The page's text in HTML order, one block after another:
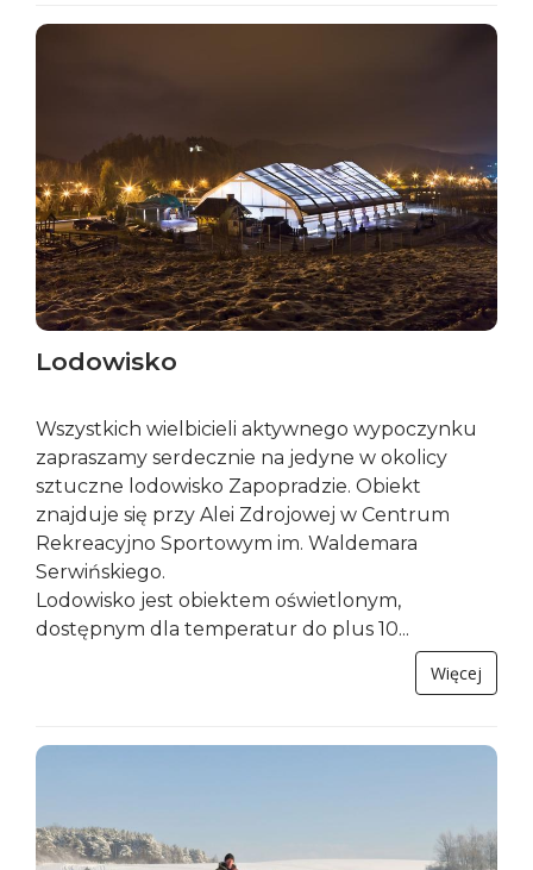
Lodowisko
Wszystkich wielbicieli aktywnego wypoczynku
zapraszamy serdecznie na jedyne w okolicy
sztuczne lodowisko Zapopradzie. Obiekt
znajduje się przy Alei Zdrojowej w Centrum
Rekreacyjno Sportowym im. Waldemara
Serwińskiego.
Lodowisko jest obiektem oświetlonym,
dostępnym dla temperatur do plus 10...
Więcej